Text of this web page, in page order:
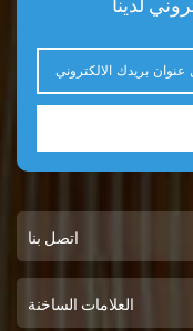
اتصل بنا
العلامات الساخنة